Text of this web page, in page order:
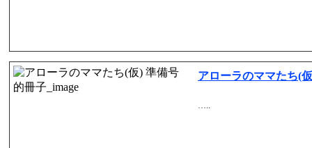
アローラのママたち(
…..